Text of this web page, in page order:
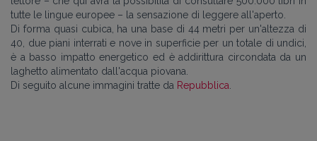
tutte le lingue europee – la sensazione di leggere all'aperto.
Di forma quasi cubica, ha una base di 44 metri per un'altezza di
40, due piani interrati e nove in superficie per un totale di undici,
è a basso impatto energetico ed è addirittura circondata da un
laghetto alimentato dall'acqua piovana.
Di seguito alcune immagini tratte da Repubblica